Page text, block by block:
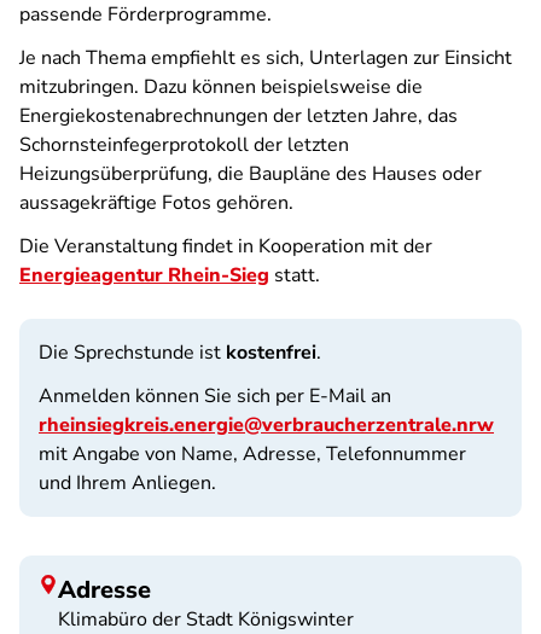
passende Förderprogramme.
Je nach Thema empfiehlt es sich, Unterlagen zur Einsicht
mitzubringen. Dazu können beispielsweise die
Energiekostenabrechnungen der letzten Jahre, das
Schornsteinfegerprotokoll der letzten
Heizungsüberprüfung, die Baupläne des Hauses oder
aussagekräftige Fotos gehören.
Die Veranstaltung findet in Kooperation mit der
Energieagentur Rhein-Sieg statt.
Die Sprechstunde ist kostenfrei.
Anmelden können Sie sich per E-Mail an
rheinsiegkreis.energie@verbraucherzentrale.nrw
mit Angabe von Name, Adresse, Telefonnummer
und Ihrem Anliegen.
Adresse
Klimabüro der Stadt Königswinter